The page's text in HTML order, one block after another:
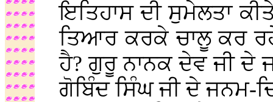
ਇਤਿਹਾਸ ਦੀ ਸੁਮੇਲਤਾ
ਤਿਆਰ ਕਰਕੇ ਚਾਲੂ ਕਰ
ਹੈ? ਗੁਰੂ ਨਾਨਕ ਦੇਵ ਜੀ ਦੇ
ਗੋਬਿੰਦ ਸਿੰਘ ਜੀ ਦੇ ਜਨਮ-